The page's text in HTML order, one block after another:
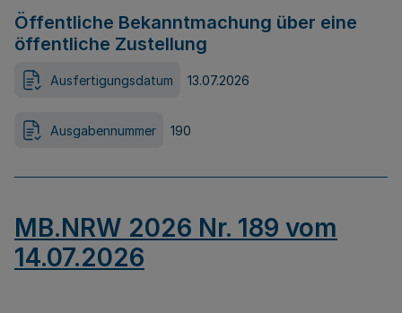
Öffentliche Bekanntmachung über eine
öffentliche Zustellung
Ausfertigungsdatum 13.07.2026
Ausgabennummer 190
MB.NRW 2026 Nr. 189 vom
14.07.2026